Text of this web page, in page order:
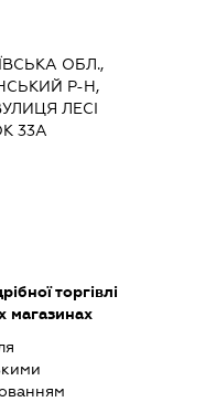
ОБЛ.,
Р-Н,
ЛЕСІ
33А
торгівлі
магазинах